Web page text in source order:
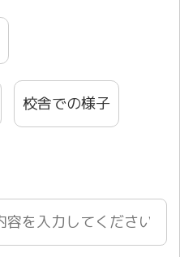
校舎での様子